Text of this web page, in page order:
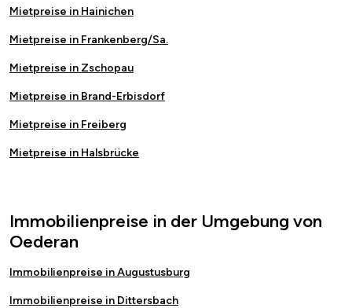
Mietpreise in Hainichen
Mietpreise in Frankenberg/Sa.
Mietpreise in Zschopau
Mietpreise in Brand-Erbisdorf
Mietpreise in Freiberg
Mietpreise in Halsbrücke
Immobilienpreise in der Umgebung von
Oederan
Immobilienpreise in Augustusburg
Immobilienpreise in Dittersbach